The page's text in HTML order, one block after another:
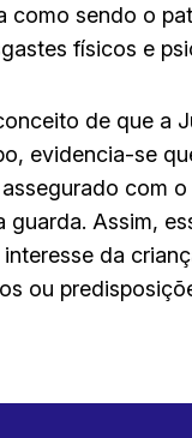
como sendo o
físicos e
de que a
evidencia-se
com
Assim,
da
ou